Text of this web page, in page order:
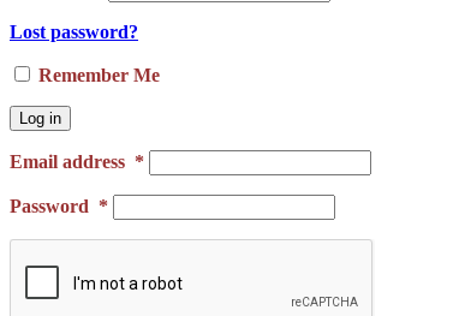
Lost password?
Remember Me
Log in
Email address *
Password *